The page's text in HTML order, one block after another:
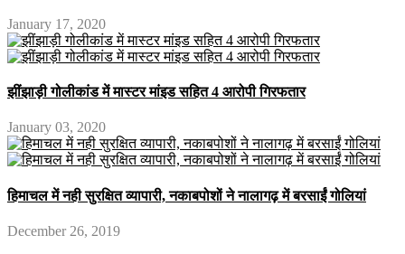
January 17, 2020
झींझाड़ी गोलीकांड में मास्टर मांइड सहित 4 आरोपी गिरफतार
January 03, 2020
हिमाचल में नही सुरक्षित व्यापारी, नकाबपोशों ने नालागढ़ में बरसाईं गोलियां
December 26, 2019